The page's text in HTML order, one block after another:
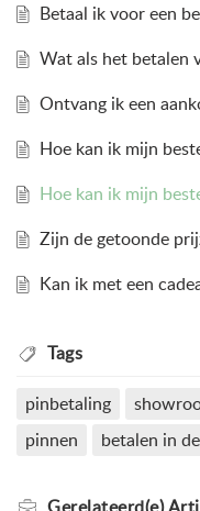
Betaal ik voor een
Wat als het betalen
Ontvang ik een
Hoe kan ik mijn
Hoe kan ik mijn
Zijn de getoonde
Kan ik met een
Tags
pinbetaling
pinnen
betalen in